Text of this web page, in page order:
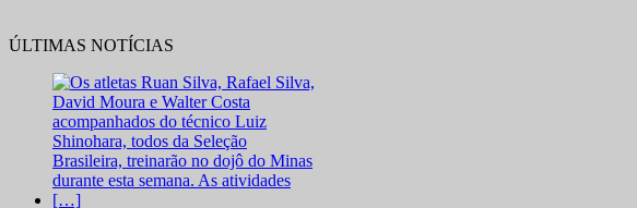
ÚLTIMAS NOTÍCIAS